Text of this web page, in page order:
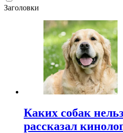
Заголовки
Каких собак
рассказал